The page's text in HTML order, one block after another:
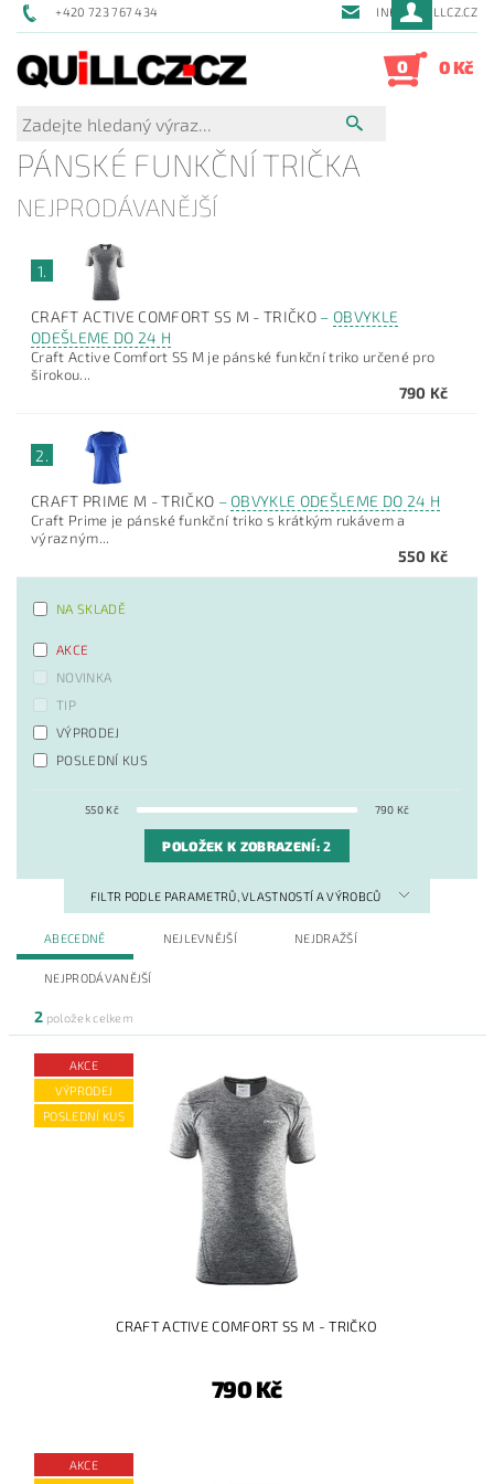
+420 723 767 434 INFO@QUILLCZ.CZ
0 0 Kč
PÁNSKÉ FUNKČNÍ TRIČKA
NEJPRODÁVANĚJŠÍ
1.
CRAFT ACTIVE COMFORT SS M - TRIČKO – OBVYKLE
ODEŠLEME DO 24 H
Craft Active Comfort SS M je pánské funkční triko určené pro
širokou...
790 Kč
2.
CRAFT PRIME M - TRIČKO – OBVYKLE ODEŠLEME DO 24 H
Craft Prime je pánské funkční triko s krátkým rukávem a
výrazným...
550 Kč
NA SKLADĚ
AKCE
NOVINKA
TIP
VÝPRODEJ
POSLEDNÍ KUS
550 Kč 790 Kč
POLOŽEK K ZOBRAZENÍ:2
FILTR PODLE PARAMETRŮ, VLASTNOSTÍ A VÝROBCŮ
ABECEDNĚ NEJLEVNĚJŠÍ NEJDRAŽŠÍ
NEJPRODÁVANĚJŠÍ
2 položek celkem
AKCE
VÝPRODEJ
POSLEDNÍ KUS
CRAFT ACTIVE COMFORT SS M - TRIČKO
790 Kč
AKCE